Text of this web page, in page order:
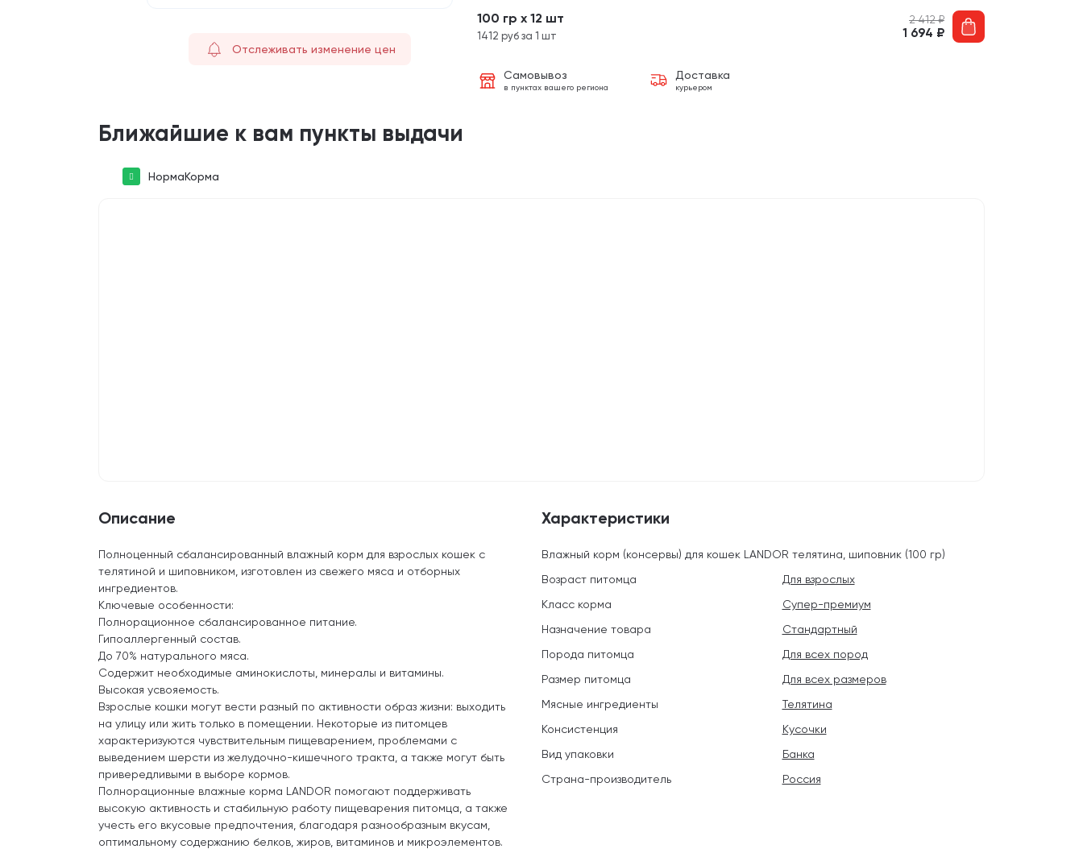
Отслеживать изменение цен
100 гр х 12 шт
1412 руб за 1 шт
2 412₽
1 694 ₽
Самовывоз
в пунктах вашего региона
Доставка
курьером
Ближайшие к вам пункты выдачи
НормаКорма
Описание
Полноценный сбалансированный влажный корм для взрослых кошек с
телятиной и шиповником, изготовлен из свежего мяса и отборных
ингредиентов.
Ключевые особенности:
Полнорационное сбалансированное питание.
Гипоаллергенный состав.
До 70% натурального мяса.
Содержит необходимые аминокислоты, минералы и витамины.
Высокая усвояемость.
Взрослые кошки могут вести разный по активности образ жизни: выходить
на улицу или жить только в помещении. Некоторые из питомцев
характеризуются чувствительным пищеварением, проблемами с
выведением шерсти из желудочно-кишечного тракта, а также могут быть
привередливыми в выборе кормов.
Полнорационные влажные корма LANDOR помогают поддерживать
высокую активность и стабильную работу пищеварения питомца, а также
учесть его вкусовые предпочтения, благодаря разнообразным вкусам,
оптимальному содержанию белков, жиров, витаминов и микроэлементов.
Характеристики
Влажный корм (консервы) для кошек LANDOR телятина, шиповник (100 гр)
Возраст питомца
Для взрослых
Класс корма
Супер-премиум
Назначение товара
Стандартный
Порода питомца
Для всех пород
Размер питомца
Для всех размеров
Мясные ингредиенты
Телятина
Консистенция
Кусочки
Вид упаковки
Банка
Страна-производитель
Россия